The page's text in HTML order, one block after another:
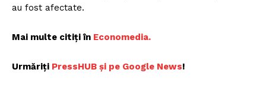
au fost afectate.
Mai multe citiți în Economedia.
Urmăriți PressHUB și pe Google News!